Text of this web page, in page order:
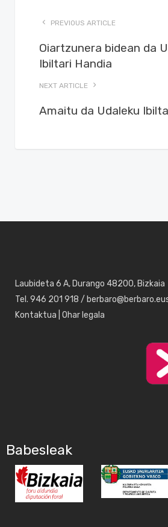
PREVIOUS ARTICLE
Oiartzunera bidean da
Ibiltari Handia
NEXT ARTICLE
Amaitu da Udaleku
Laubideta 6 A, Durango 48200, Bizkaia
Tel. 946 201 918 /
Kontaktua Ohar legala
Babesleak